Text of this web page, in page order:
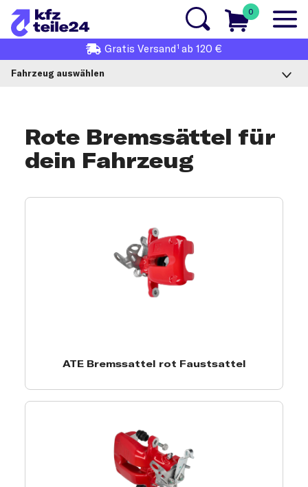
0
Gratis Versand1 ab 120 €
Fahrzeug auswählen
Rote Bremssättel für
dein Fahrzeug
Bremssattel rot Produktauswahl
ATE Bremssattel rot Faustsattel